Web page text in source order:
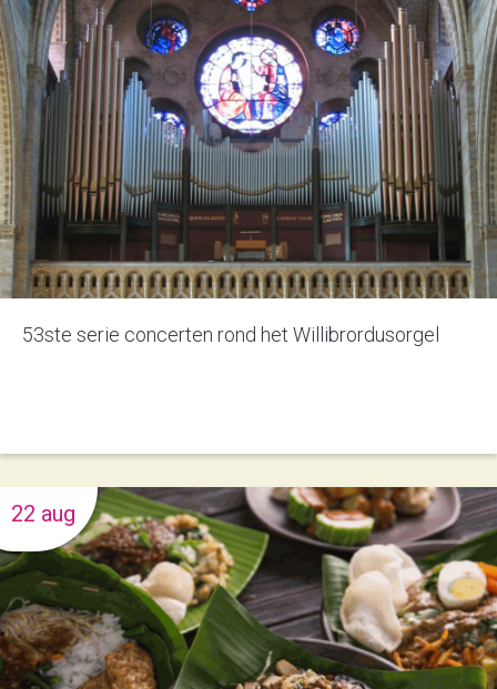
53ste serie concerten rond het Willibrordusorgel
22 aug